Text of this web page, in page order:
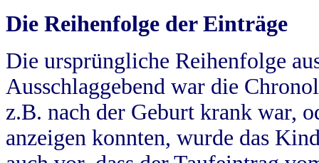
Die Reihenfolge der Einträge
Die ursprüngliche Reihenfolge
Ausschlaggebend war die
z.B. nach der Geburt krank war,
anzeigen konnten, wurde das